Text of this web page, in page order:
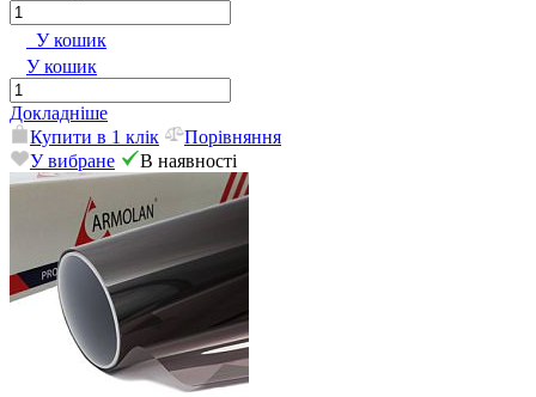
У кошик
У кошик
Докладніше
Купити в 1 клік
Порівняння
У вибране
В наявності